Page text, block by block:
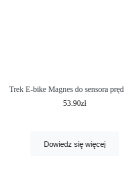
Trek E-bike Magnes do sensora
53.90zł
Dowiedz się więcej